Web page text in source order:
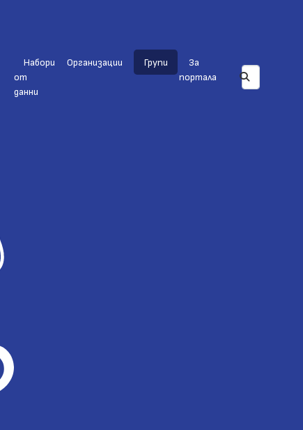
Набори
от
данни
Организации Групи
За
портала